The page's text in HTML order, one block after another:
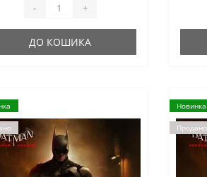
- +
ДО КОШИКА
Новинка
Продано